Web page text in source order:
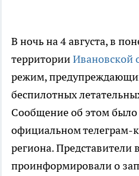
В ночь на 4 августа, в
территорииИвановской
режим,
беспилотных
Сообщение об этом
официальном телеграм-
региона. Представители
проинформировали о